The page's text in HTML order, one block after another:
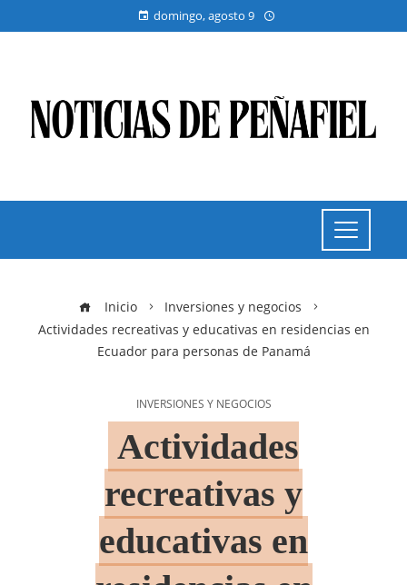
domingo, agosto 9
Inicio
Inversiones y negocios
Actividades recreativas y educativas en residencias en
Ecuador para personas de Panamá
INVERSIONES Y NEGOCIOS
Actividades
recreativas y
educativas en